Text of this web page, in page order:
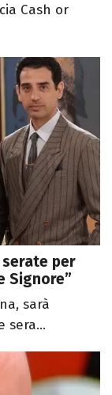
Cash or
serate per
Signore”
sarà
sera...